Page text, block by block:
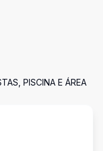
PISCINA E ÁREA